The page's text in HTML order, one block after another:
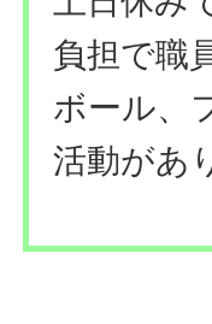
負担で職
ボール、
活動があ